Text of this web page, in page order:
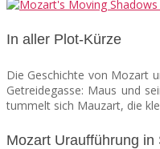
In aller Plot-Kürze
Die Geschichte von Mozart
Getreidegasse: Maus und
tummelt sich Mauzart, die
Mozart Uraufführung in